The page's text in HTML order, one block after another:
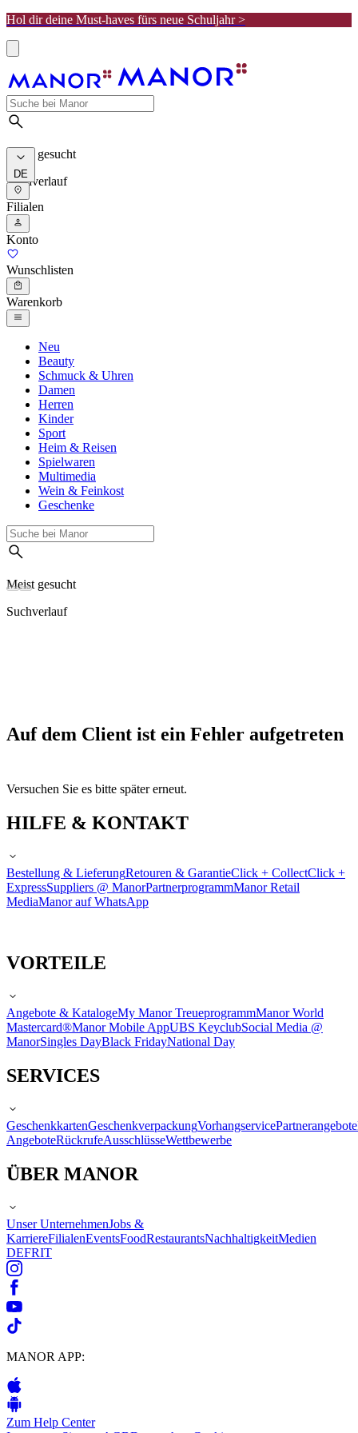
Hol dir deine Must-haves fürs neue Schuljahr >
Meist gesucht
Suchverlauf
DE
Filialen
Konto
Wunschlisten
Warenkorb
Neu
Beauty
Schmuck & Uhren
Damen
Herren
Kinder
Sport
Heim & Reisen
Spielwaren
Multimedia
Wein & Feinkost
Geschenke
Meist gesucht
Suchverlauf
Auf dem Client ist ein Fehler aufgetreten
Versuchen Sie es bitte später erneut.
HILFE & KONTAKT
Bestellung & LieferungRetouren & GarantieClick + CollectClick +
ExpressSuppliers @ ManorPartnerprogrammManor Retail
MediaManor auf WhatsApp
VORTEILE
Angebote & KatalogeMy Manor TreueprogrammManor World
Mastercard®Manor Mobile AppUBS KeyclubSocial Media @
ManorSingles DayBlack FridayNational Day
SERVICES
GeschenkkartenGeschenkverpackungVorhangservicePartnerangebote
AngeboteRückrufeAusschlüsseWettbewerbe
ÜBER MANOR
Unser UnternehmenJobs &
KarriereFilialenEventsFoodRestaurantsNachhaltigkeitMedien
DEFRIT
MANOR APP:
Zum Help Center